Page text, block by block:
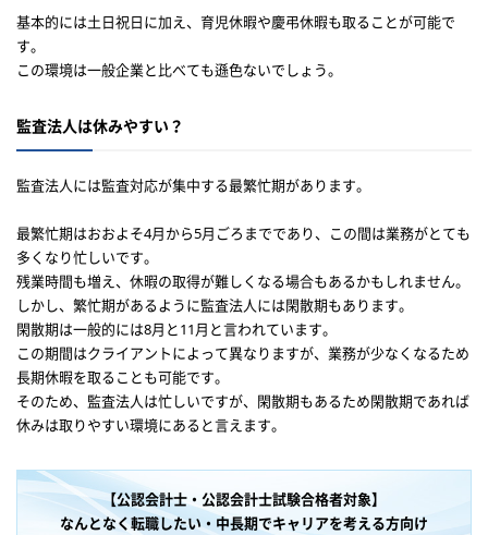
基本的には土日祝日に加え、育児休暇や慶弔休暇も取ることが可能で
す。
この環境は一般企業と比べても遜色ないでしょう。
監査法人は休みやすい？
監査法人には監査対応が集中する最繁忙期があります。
最繁忙期はおおよそ4月から5月ごろまでであり、この間は業務がとても
多くなり忙しいです。
残業時間も増え、休暇の取得が難しくなる場合もあるかもしれません。
しかし、繁忙期があるように監査法人には閑散期もあります。
閑散期は一般的には8月と11月と言われています。
この期間はクライアントによって異なりますが、業務が少なくなるため
長期休暇を取ることも可能です。
そのため、監査法人は忙しいですが、閑散期もあるため閑散期であれば
休みは取りやすい環境にあると言えます。
【公認会計士・公認会計士試験合格者対象】
なんとなく転職したい・中長期でキャリアを考える方向け